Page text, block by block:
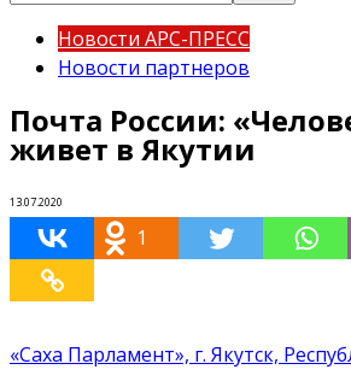
Новости АРС-ПРЕСС
Новости партнеров
Почта России:
живет в Якутии
13.07.2020
1
«Саха Парламент», г. Якутск,